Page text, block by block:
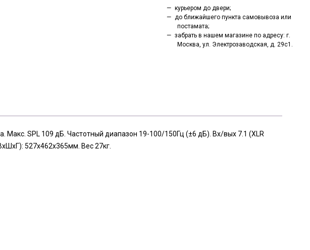
курьером до двери;
до ближайшего пункта самовывоза или
постамата;
забрать в нашем магазине по адресу: г.
Москва, ул. Электрозаводская, д. 29с1.
Макс. SPL 109 дБ. Частотный диапазон 19-100/150Гц (±6 дБ). Вх/вых 7.1 (XLR
527х462х365мм. Вес 27кг.